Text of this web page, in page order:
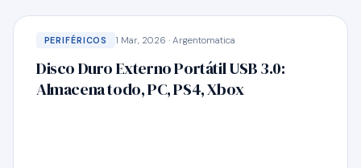
PERIFÉRICOS 1 Mar, 2026 · Argentomatica
Disco Duro Externo Portátil USB 3.0:
Almacena todo, PC, PS4, Xbox